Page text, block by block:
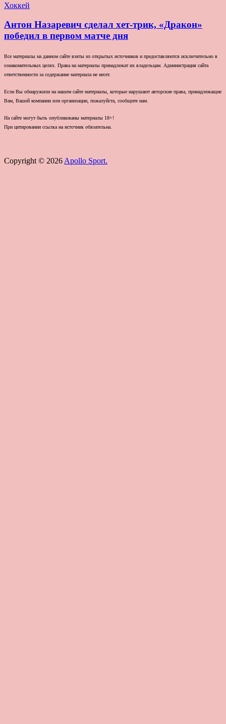
Хоккей
Антон Назаревич сделал хет-трик, «Дракон»
победил в первом матче дня
Все материалы на данном сайте взяты из открытых источников и предоставляются исключительно в
ознакомительных целях. Права на материалы принадлежат их владельцам. Администрация сайта
ответственности за содержание материала не несет.
Если Вы обнаружили на нашем сайте материалы, которые нарушают авторские права, принадлежащие
Вам, Вашей компании или организации, пожалуйста, сообщите нам.
На сайте могут быть опубликованы материалы 18+!
При цитировании ссылка на источник обязательна.
Copyright © 2026 Apollo Sport.